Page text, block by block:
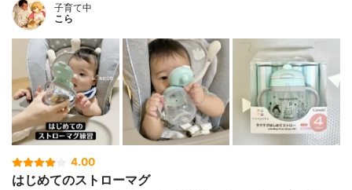
子育て中
こら
4.00
はじめてのストローマグ